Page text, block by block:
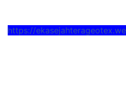
https://